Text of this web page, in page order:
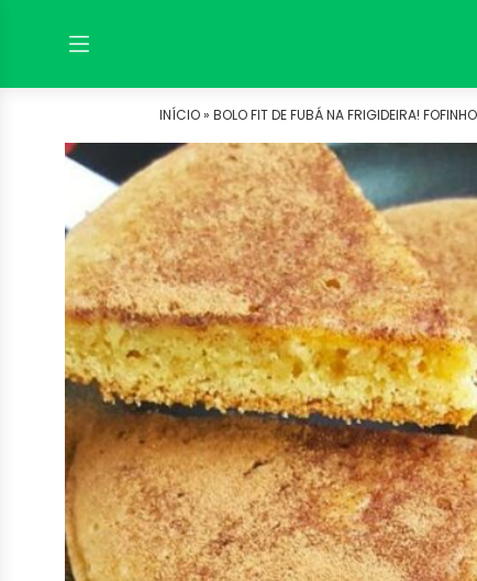
INÍCIO »BOLO FIT DE FUBÁ NA FRIGIDEIRA!